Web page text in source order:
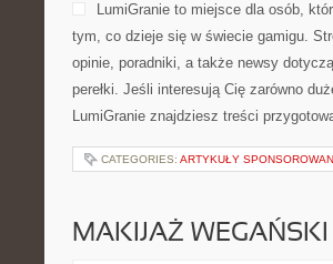
LumiGranie to miejsce dla osób,
tym, co dzieje się w świecie gamigu.
opinie, poradniki, a także newsy
perełki. Jeśli interesują Cię zarówno
LumiGranie znajdziesz treści
CATEGORIES: ARTYKUŁY
MAKIJAŻ WEGAŃSKI